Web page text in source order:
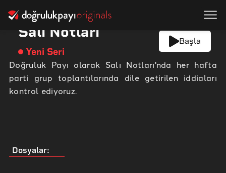
Salı Notları
Yeni Seri
Başla
Doğruluk Payı olarak Salı Notları'nda her hafta
parti grup toplantılarında dile getirilen iddiaları
kontrol ediyoruz.
Dosyalar: